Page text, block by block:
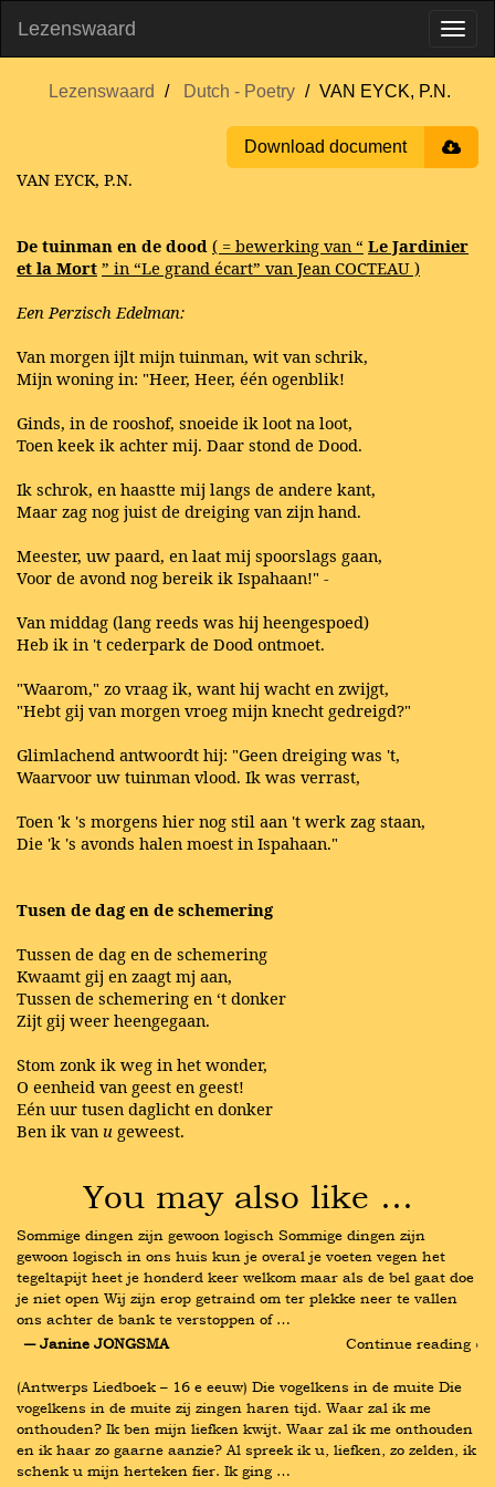
Lezenswaard
Lezenswaard Dutch - Poetry VAN EYCK, P.N.
Download document
VAN EYCK, P.N.
De tuinman en de dood ( = bewerking van “ Le Jardinier
et la Mort ” in “Le grand écart” van Jean COCTEAU )
Een Perzisch Edelman:
Van morgen ijlt mijn tuinman, wit van schrik,
Mijn woning in: "Heer, Heer, één ogenblik!
Ginds, in de rooshof, snoeide ik loot na loot,
Toen keek ik achter mij. Daar stond de Dood.
Ik schrok, en haastte mij langs de andere kant,
Maar zag nog juist de dreiging van zijn hand.
Meester, uw paard, en laat mij spoorslags gaan,
Voor de avond nog bereik ik Ispahaan!" -
Van middag (lang reeds was hij heengespoed)
Heb ik in 't cederpark de Dood ontmoet.
"Waarom," zo vraag ik, want hij wacht en zwijgt,
"Hebt gij van morgen vroeg mijn knecht gedreigd?"
Glimlachend antwoordt hij: "Geen dreiging was 't,
Waarvoor uw tuinman vlood. Ik was verrast,
Toen 'k 's morgens hier nog stil aan 't werk zag staan,
Die 'k 's avonds halen moest in Ispahaan."
Tusen de dag en de schemering
Tussen de dag en de schemering
Kwaamt gij en zaagt mj aan,
Tussen de schemering en ‘t donker
Zijt gij weer heengegaan.
Stom zonk ik weg in het wonder,
O eenheid van geest en geest!
Eén uur tusen daglicht en donker
Ben ik van u geweest.
You may also like …
Sommige dingen zijn gewoon logisch Sommige dingen zijn
gewoon logisch in ons huis kun je overal je voeten vegen het
tegeltapijt heet je honderd keer welkom maar als de bel gaat doe
je niet open Wij zijn erop getraind om ter plekke neer te vallen
ons achter de bank te verstoppen of …
― Janine JONGSMA
Continue reading ›
(Antwerps Liedboek – 16 e eeuw) Die vogelkens in de muite Die
vogelkens in de muite zij zingen haren tijd. Waar zal ik me
onthouden? Ik ben mijn liefken kwijt. Waar zal ik me onthouden
en ik haar zo gaarne aanzie? Al spreek ik u, liefken, zo zelden, ik
schenk u mijn herteken fier. Ik ging …